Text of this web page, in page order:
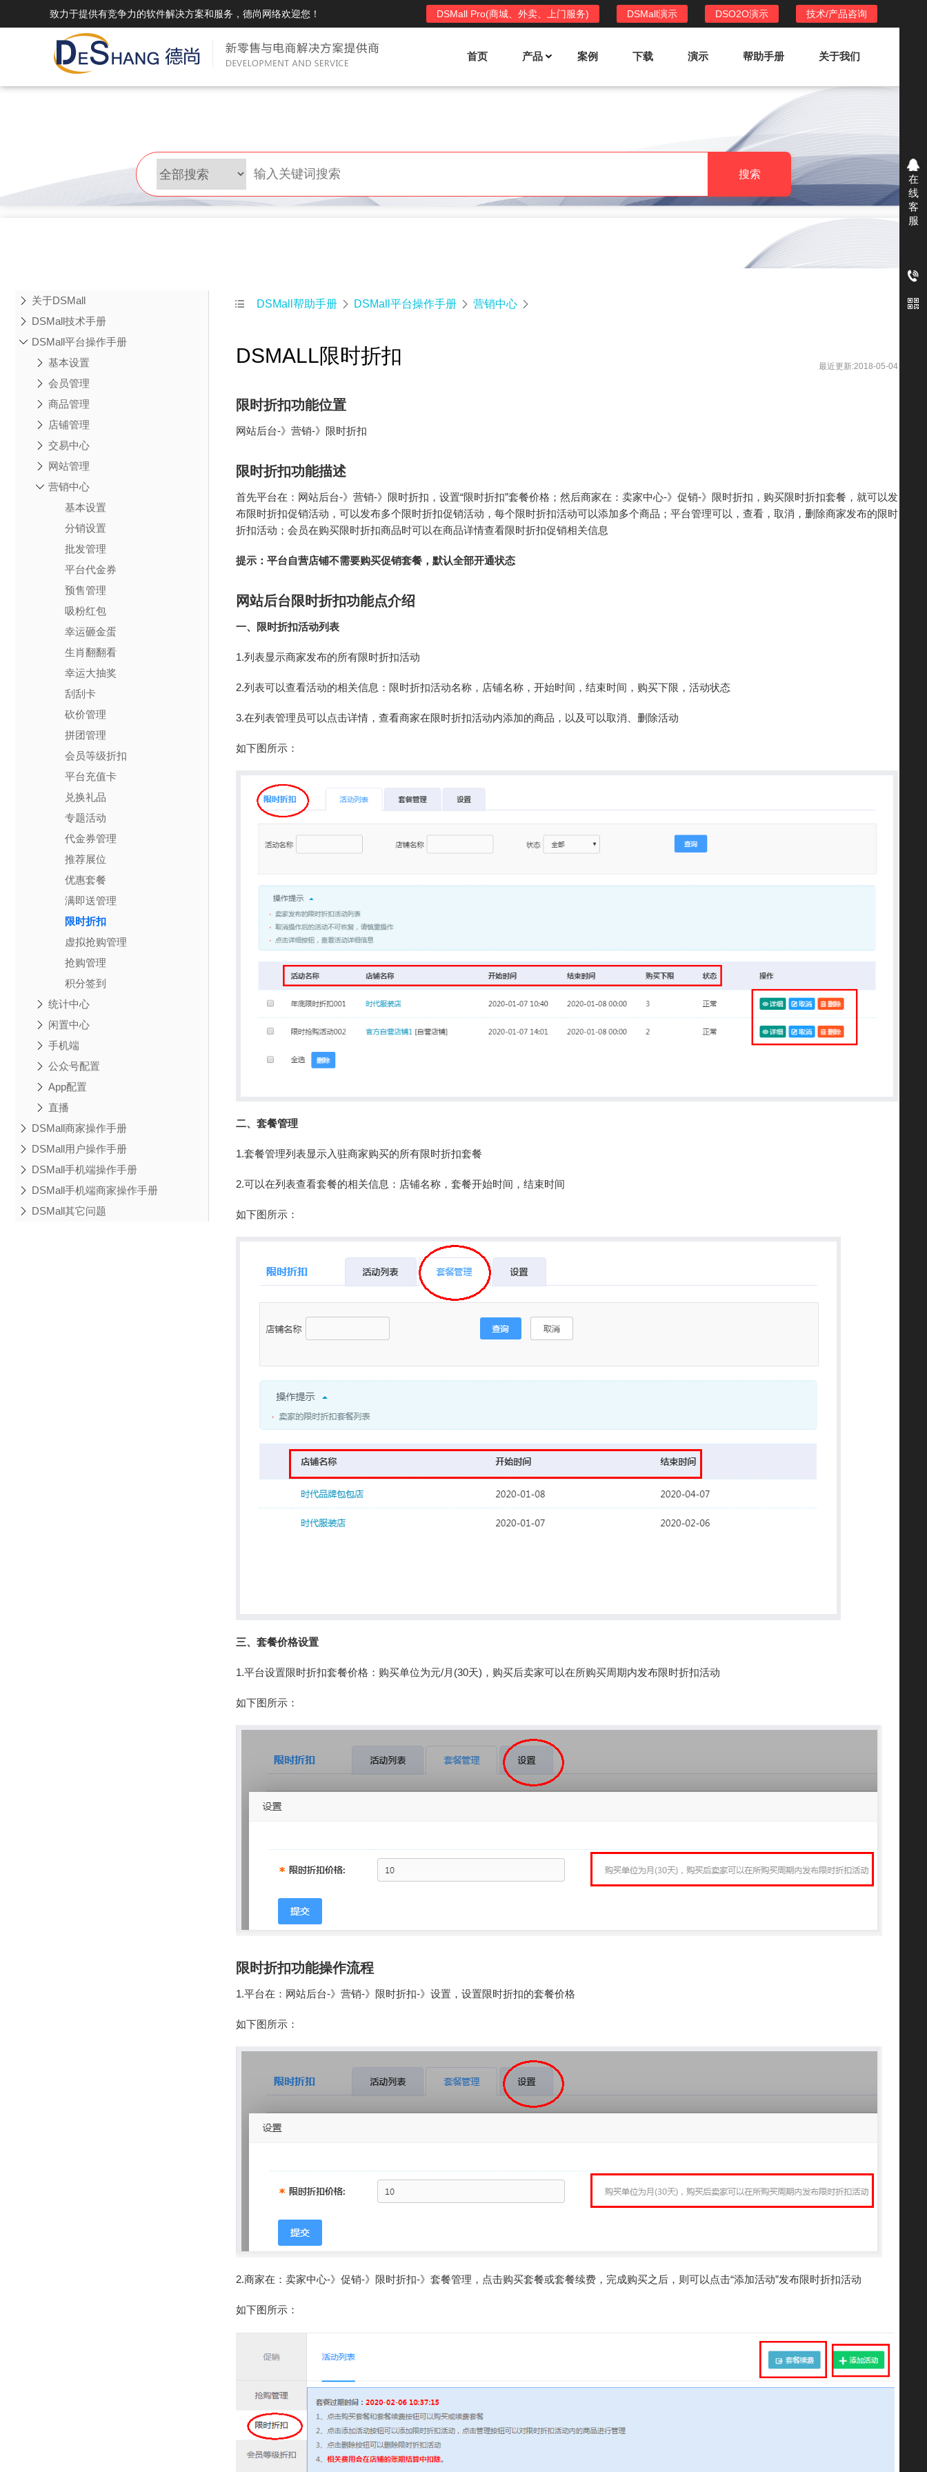
致力于提供有竞争力的软件解决方案和服务，德尚网络欢迎您！ 技术/产品咨询
DSO2O演示
DSMall演示
DSMall Pro(商城、外卖、上门服务)
首页 产品
DSMall Pro功能列表
DSMall Pro支持商城购物，外卖，上门
服务，短视频等功能。
DSMall功能列表
系统支持平台自营、分销、拼团、限时
折扣、优惠套装、微信、小程序等
DSShop功能列表 DSO2O功能列表
提供新零售线上化经营管理工具，基于
LBS定位，只为让更多客户、多次到店
消费
案例 下载 演示 帮助手册 关于我们
搜索
关于DSMall
DSMall技术手册
DSMall平台操作手册
基本设置
会员管理
商品管理
店铺管理
交易中心
网站管理
营销中心
基本设置
分销设置
批发管理
平台代金券
预售管理
吸粉红包
幸运砸金蛋
生肖翻翻看
幸运大抽奖
刮刮卡
砍价管理
拼团管理
会员等级折扣
平台充值卡
兑换礼品
专题活动
代金券管理
推荐展位
优惠套餐
满即送管理
限时折扣
虚拟抢购管理
抢购管理
积分签到
统计中心
闲置中心
手机端
公众号配置
App配置
直播
DSMall商家操作手册
DSMall用户操作手册
DSMall手机端操作手册
DSMall手机端商家操作手册
DSMall其它问题
 DSMall帮助手册  DSMall平台操作手册  营销中心 
DSMALL限时折扣 最近更新:2018-05-04
限时折扣功能位置
网站后台-》营销-》限时折扣
限时折扣功能描述
首先平台在：网站后台-》营销-》限时折扣，设置“限时折扣”套餐价格；然后商家在：卖家中心-》促销-》限时折扣，购买限时折扣套餐，就可以发
布限时折扣促销活动，可以发布多个限时折扣促销活动，每个限时折扣活动可以添加多个商品；平台管理可以，查看，取消，删除商家发布的限时
折扣活动；会员在购买限时折扣商品时可以在商品详情查看限时折扣促销相关信息
提示：平台自营店铺不需要购买促销套餐，默认全部开通状态
网站后台限时折扣功能点介绍
一、限时折扣活动列表
1.列表显示商家发布的所有限时折扣活动
2.列表可以查看活动的相关信息：限时折扣活动名称，店铺名称，开始时间，结束时间，购买下限，活动状态
3.在列表管理员可以点击详情，查看商家在限时折扣活动内添加的商品，以及可以取消、删除活动
如下图所示：
二、套餐管理
1.套餐管理列表显示入驻商家购买的所有限时折扣套餐
2.可以在列表查看套餐的相关信息：店铺名称，套餐开始时间，结束时间
如下图所示：
三、套餐价格设置
1.平台设置限时折扣套餐价格：购买单位为元/月(30天)，购买后卖家可以在所购买周期内发布限时折扣活动
如下图所示：
限时折扣功能操作流程
1.平台在：网站后台-》营销-》限时折扣-》设置，设置限时折扣的套餐价格
如下图所示：
2.商家在：卖家中心-》促销-》限时折扣-》套餐管理，点击购买套餐或套餐续费，完成购买之后，则可以点击“添加活动”发布限时折扣活动
如下图所示：
在
线
客
服